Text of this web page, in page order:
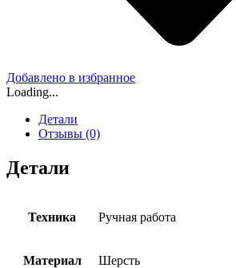
Добавлено в избранное
Loading...
Детали
Отзывы (0)
Детали
Техника Ручная работа
Материал Шерсть